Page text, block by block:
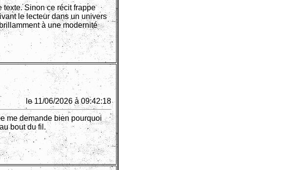
texte. Sinon ce récit frappe
le lecteur dans un univers
à une modernité
le 11/06/2026 à 09:42:18
me demande bien pourquoi
bout du fil.